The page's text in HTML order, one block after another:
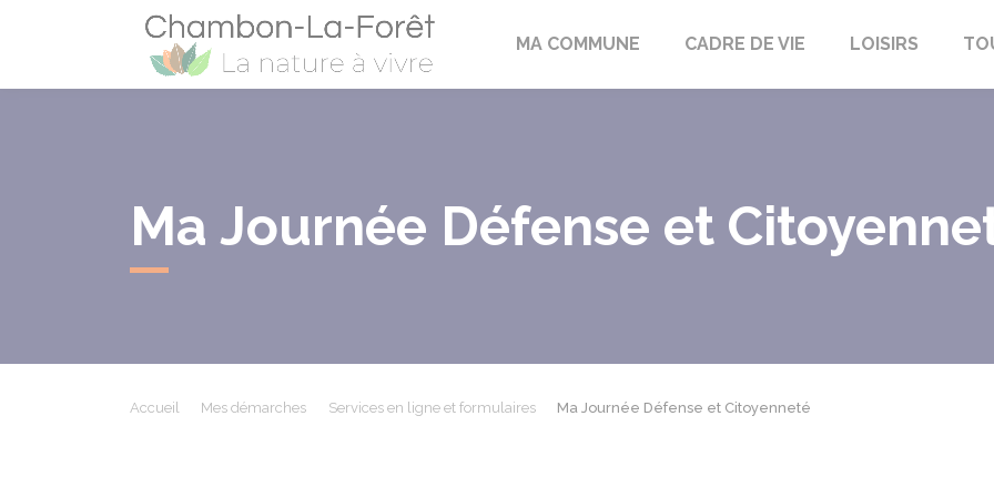
Chambon-la-Fôret
MA COMMUNE CADRE DE VIE LOISIRS
Ma Journée Défense et
Accueil Mes démarches Services en ligne et formulaires Ma Journée Défense et Citoyenneté